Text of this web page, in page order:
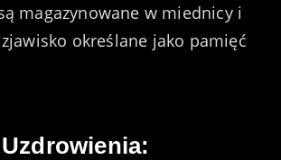
magazynowane w miednicy i
określane jako pamięć